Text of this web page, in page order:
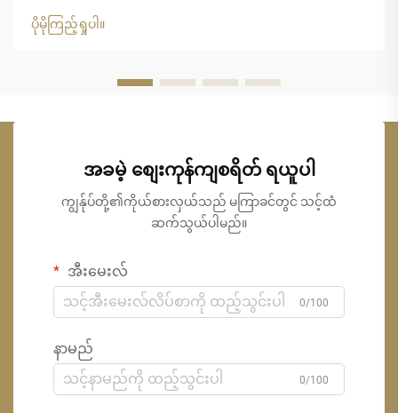
ကဏ္ဍမှ ပါဝင်ပါသည်။ ခေတ်မီသာမောင်းလုံပစ္စည်းများသည်
တည်ဆောက်ရေးလုပ်ငန်းကို ပြောင်းလဲပေးခဲ့ပြီး သဘာဝနှင့် နီးစပ်
ပိုမိုကြည့်ရှုပါ။
အခမဲ့ စျေးကုန်ကျစရိတ် ရယူပါ
ကျွန်ုပ်တို့၏ကိုယ်စားလှယ်သည် မကြာခင်တွင် သင့်ထံ
ဆက်သွယ်ပါမည်။
အီးမေးလ်
0/100
နာမည်
0/100